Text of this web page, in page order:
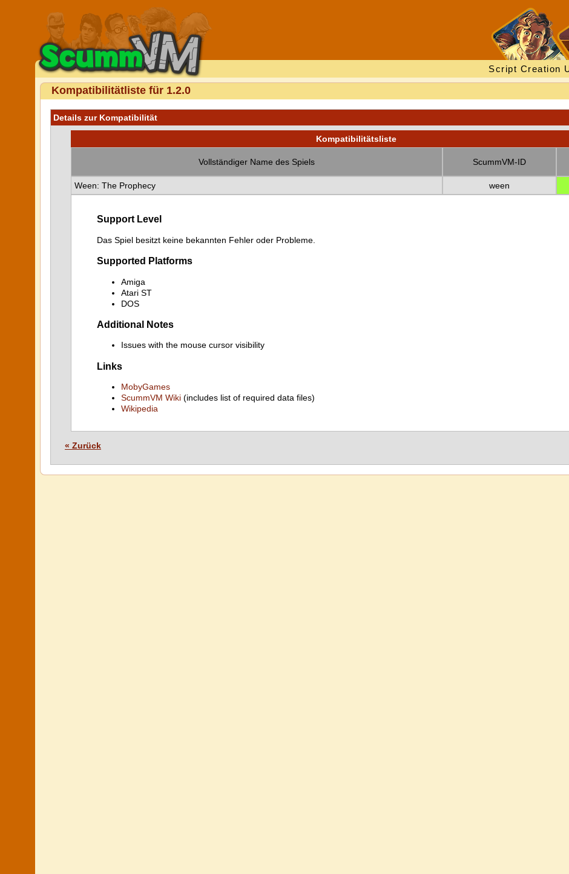
Script Creation
Kompatibilitätliste für 1.2.0
Details zur Kompatibilität
Kompatibilitätsliste
Vollständiger Name des Spiels ScummVM-ID
Ween: The Prophecy
ween
Support Level
Das Spiel besitzt keine bekannten Fehler oder Probleme.
Supported Platforms
Amiga
Atari ST
DOS
Additional Notes
Issues with the mouse cursor visibility
Links
MobyGames
ScummVM Wiki (includes list of required data files)
Wikipedia
« Zurück